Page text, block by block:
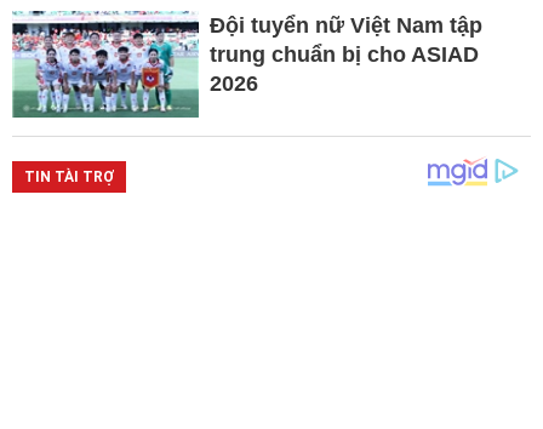
Đội tuyển nữ Việt Nam tập
trung chuẩn bị cho ASIAD
2026